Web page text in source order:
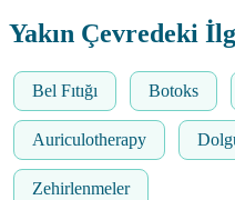
Yakın Çevredeki
Bel Fıtığı Botoks
Auriculotherapy
Zehirlenmeler